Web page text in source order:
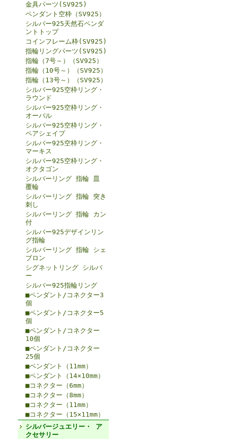
金具パーツ(SV925)
ペンダント空枠（SV925）
シルバー925天然石ペンダ
ントトップ
コインフレーム枠(SV925)
指輪リングパーツ(SV925)
指輪（7号～）（SV925）
指輪（10号～）（SV925）
指輪（13号～）（SV925）
シルバー925空枠リング・
ラウンド
シルバー925空枠リング・
オーバル
シルバー925空枠リング・
ペアシェイプ
シルバー925空枠リング・
マーキス
シルバー925空枠リング・
オクタゴン
シルバーリング 指輪 皿
覆輪
シルバーリング 指輪 突き
刺し
シルバーリング 指輪 カン
付
シルバー925デザインリン
グ指輪
シルバーリング 指輪 シェ
ブロン
シグネットリング シルバ
ー
シルバー925指輪リング
■ペンダント/コネクター3
個
■ペンダント/コネクター5
個
■ペンダント/コネクター
10個
■ペンダント/コネクター
25個
■ペンダント（11mm）
■ペンダント（14×10mm）
■コネクター（6mm）
■コネクター（8mm）
■コネクター（11mm）
■コネクター（15×11mm）
シルバージュエリー・ ア
クセサリー